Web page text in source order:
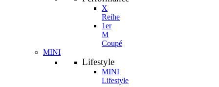
X
Reihe
1er
M
Coupé
MINI
Lifestyle
MINI
Lifestyle